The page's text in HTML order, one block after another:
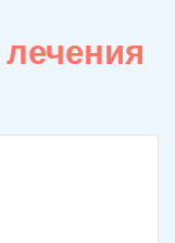
лечения